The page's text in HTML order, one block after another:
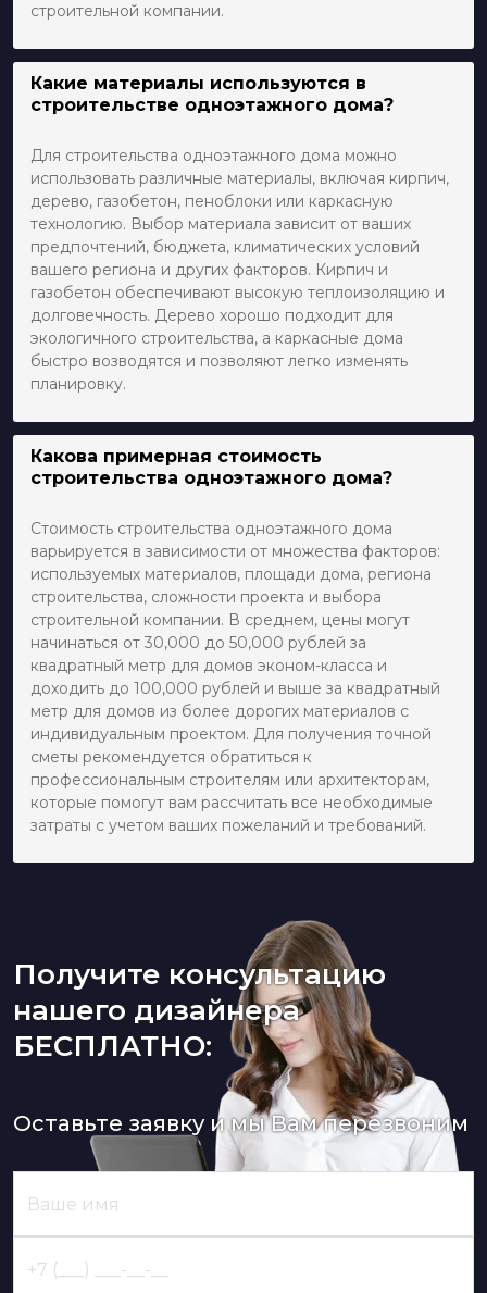
строительной компании.
Какие материалы используются в
строительстве одноэтажного дома?
Для строительства одноэтажного дома можно
использовать различные материалы, включая кирпич,
дерево, газобетон, пеноблоки или каркасную
технологию. Выбор материала зависит от ваших
предпочтений, бюджета, климатических условий
вашего региона и других факторов. Кирпич и
газобетон обеспечивают высокую теплоизоляцию и
долговечность. Дерево хорошо подходит для
экологичного строительства, а каркасные дома
быстро возводятся и позволяют легко изменять
планировку.
Какова примерная стоимость
строительства одноэтажного дома?
Стоимость строительства одноэтажного дома
варьируется в зависимости от множества факторов:
используемых материалов, площади дома, региона
строительства, сложности проекта и выбора
строительной компании. В среднем, цены могут
начинаться от 30,000 до 50,000 рублей за
квадратный метр для домов эконом-класса и
доходить до 100,000 рублей и выше за квадратный
метр для домов из более дорогих материалов с
индивидуальным проектом. Для получения точной
сметы рекомендуется обратиться к
профессиональным строителям или архитекторам,
которые помогут вам рассчитать все необходимые
затраты с учетом ваших пожеланий и требований.
Получите консультацию
нашего дизайнера
БЕСПЛАТНО:
Оставьте заявку и мы Вам перезвоним